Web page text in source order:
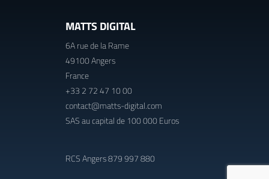
MATTS DIGITAL
6A rue de la Rame
49100 Angers
France
+33 2 72 47 10 00
contact@matts-digital.com
SAS au capital de 100 000 Euros
RCS Angers 879 997 880